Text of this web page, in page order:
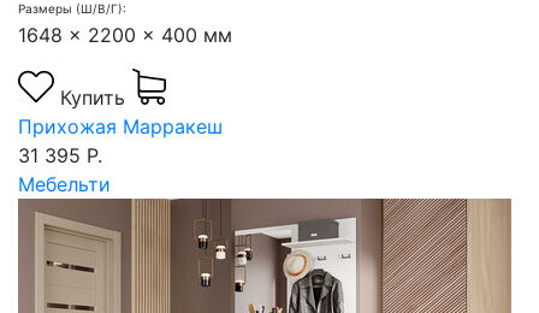
Размеры (Ш/В/Г):
1648 x 2200 x 400 мм
Купить
Прихожая Марракеш
31 395 Р.
Мебельти